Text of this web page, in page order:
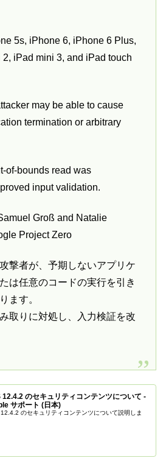
5s, iPhone 6, iPhone 6 Plus,
iPad mini 3, and iPad touch
may be able to cause
termination or arbitrary
of-bounds read was
input validation.
Groß and Natalie
Project Zero
撃者が、予期しないアプリケ
は任意のコードの実行を引き
ます。
取りに対処し、入力検証を改
12.4.2 のセキュリティコンテンツについて -
サポート (日本)
のセキュリティコンテンツについて説明しま